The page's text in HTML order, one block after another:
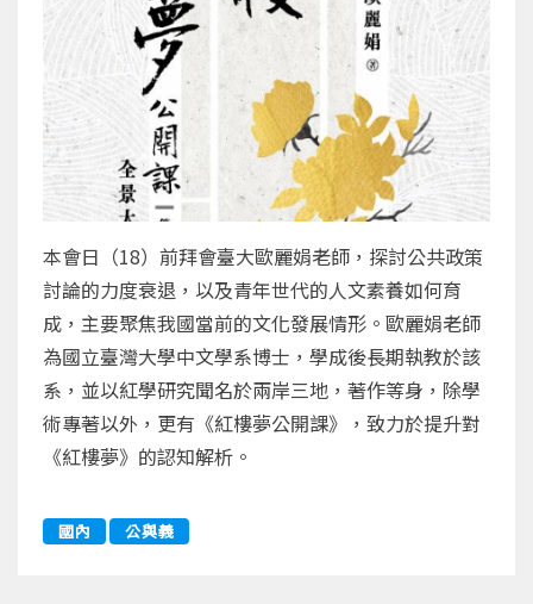
本會日（18）前拜會臺大歐麗娟老師，探討公共政策
討論的力度衰退，以及青年世代的人文素養如何育
成，主要聚焦我國當前的文化發展情形。歐麗娟老師
為國立臺灣大學中文學系博士，學成後長期執教於該
系，並以紅學研究聞名於兩岸三地，著作等身，除學
術專著以外，更有《紅樓夢公開課》，致力於提升對
《紅樓夢》的認知解析。
國內 公與義